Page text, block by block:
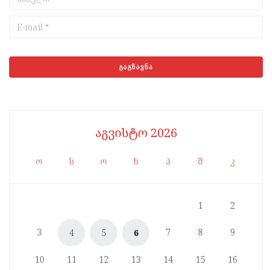
აგვისტო 2026
ო ს ო ხ პ შ კ
1 2
3 4 5 6 7 8 9
10 11 12 13 14 15 16